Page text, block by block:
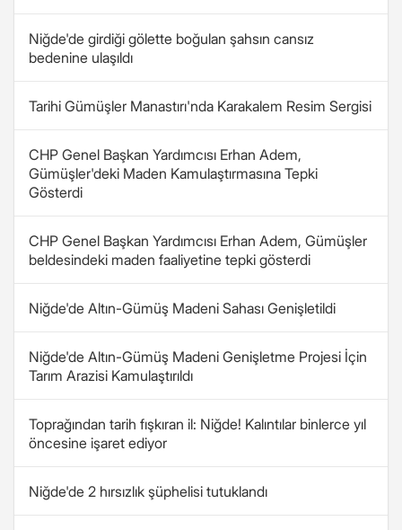
Niğde'de girdiği gölette boğulan şahsın cansız
bedenine ulaşıldı
Tarihi Gümüşler Manastırı'nda Karakalem Resim Sergisi
CHP Genel Başkan Yardımcısı Erhan Adem,
Gümüşler'deki Maden Kamulaştırmasına Tepki
Gösterdi
CHP Genel Başkan Yardımcısı Erhan Adem, Gümüşler
beldesindeki maden faaliyetine tepki gösterdi
Niğde'de Altın-Gümüş Madeni Sahası Genişletildi
Niğde'de Altın-Gümüş Madeni Genişletme Projesi İçin
Tarım Arazisi Kamulaştırıldı
Toprağından tarih fışkıran il: Niğde! Kalıntılar binlerce yıl
öncesine işaret ediyor
Niğde'de 2 hırsızlık şüphelisi tutuklandı